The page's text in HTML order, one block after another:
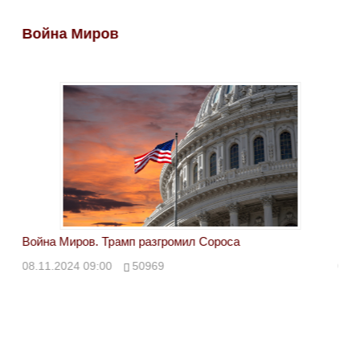
Война Миров
Война Миров. Трамп разгромил Сороса
08.11.2024 09:00 50969